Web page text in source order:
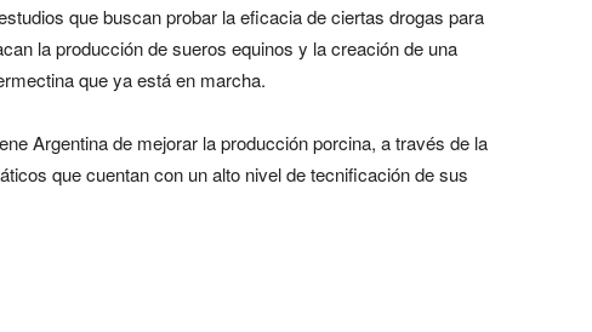
que buscan probar la eficacia de ciertas drogas para
la producción de sueros equinos y la creación de una
que ya está en marcha.
Argentina de mejorar la producción porcina, a través de la
que cuentan con un alto nivel de tecnificación de sus